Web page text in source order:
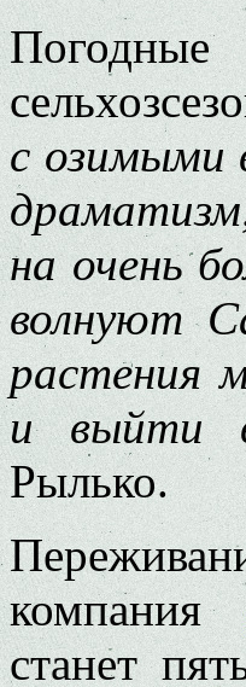
Погодные
с озимыми
на очень
волнуют
растения
и выйти
Рылько.
компания
станет